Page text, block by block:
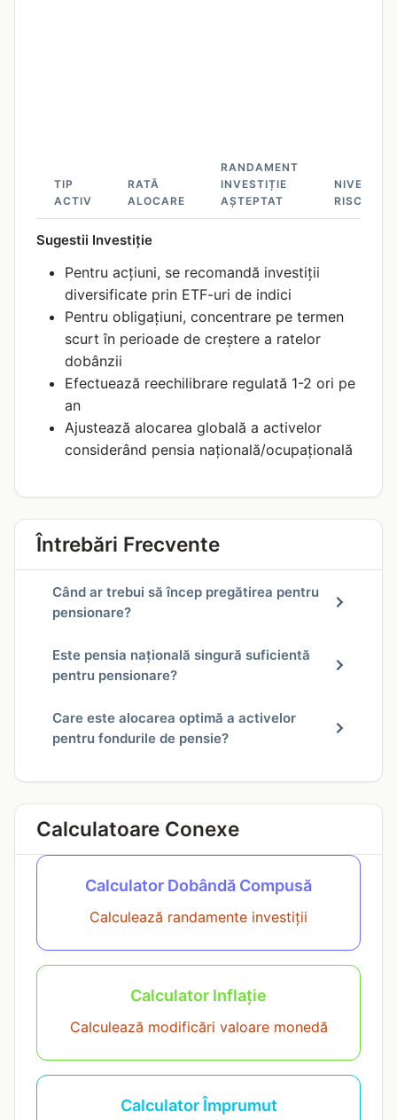
TIP
ACTIV
RATĂ
ALOCARE
RANDAMENT
INVESTIȚIE
AȘTEPTAT
NIVEL
RISC
Sugestii Investiție
Pentru acțiuni, se recomandă investiții
diversificate prin ETF-uri de indici
Pentru obligațiuni, concentrare pe termen
scurt în perioade de creștere a ratelor
dobânzii
Efectuează reechilibrare regulată 1-2 ori pe
an
Ajustează alocarea globală a activelor
considerând pensia națională/ocupațională
Întrebări Frecvente
Când ar trebui să încep pregătirea pentru
pensionare?
Este pensia națională singură suficientă
pentru pensionare?
Care este alocarea optimă a activelor
pentru fondurile de pensie?
Calculatoare Conexe
Calculator Dobândă Compusă
Calculează randamente investiții
Calculator Inflație
Calculează modificări valoare monedă
Calculator Împrumut